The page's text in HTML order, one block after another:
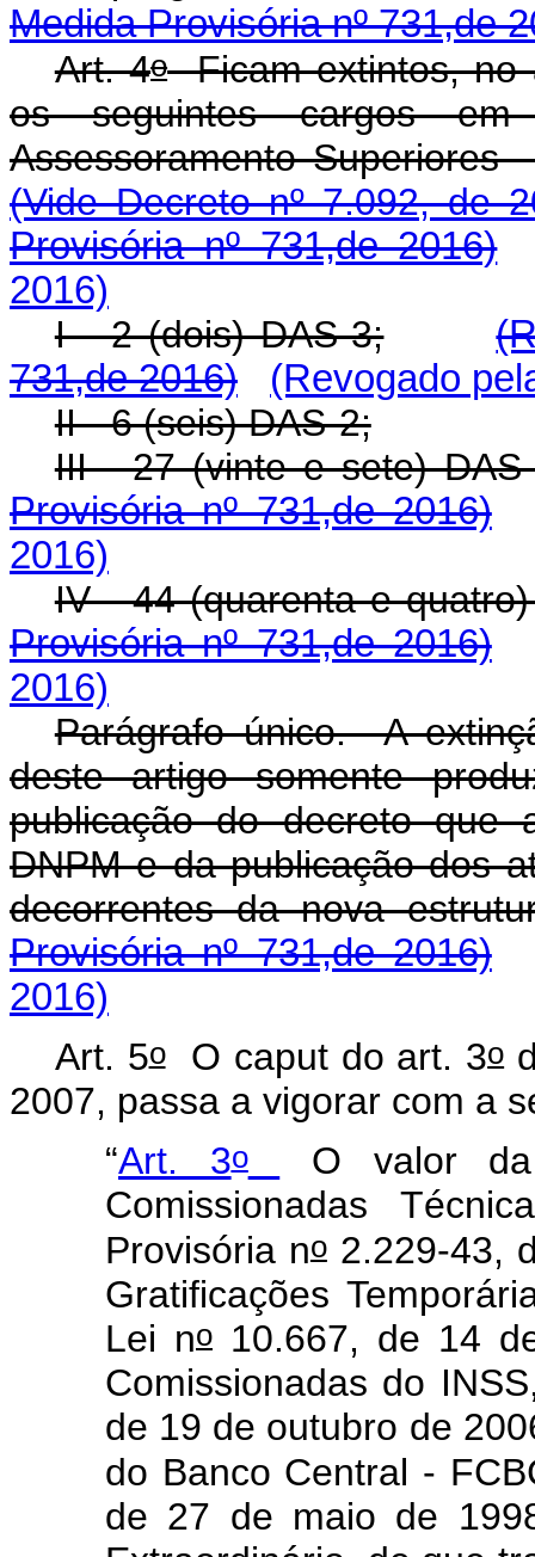
Medida Provisória nº 731,de
Art. 4oFicam extintos, no
os seguintes cargos em
Assessoramento Superiores
(Vide Decreto nº 7.092, de
Provisória nº 731,de 2016)
2016)
I - 2 (dois) DAS-3;
731,de 2016)
(Revogado
II - 6 (seis) DAS-2;
III - 27 (vinte e sete)
Provisória nº 731,de 2016)
2016)
IV - 44 (quarenta e
Provisória nº 731,de 2016)
2016)
Parágrafo único. A
deste artigo somente
publicação do decreto que
DNPM e da publicação dos
decorrentes da nova
Provisória nº 731,de 2016)
2016)
Art. 5oO caputdo art. 3o
2007, passa a vigorar com a
“Art. 3o
O valor da
Comissionadas
Provisória no2.229-43,
Gratificações
Lei no 10.667, de 14
Comissionadas do
de 19 de outubro de
do Banco Central -
de 27 de maio de